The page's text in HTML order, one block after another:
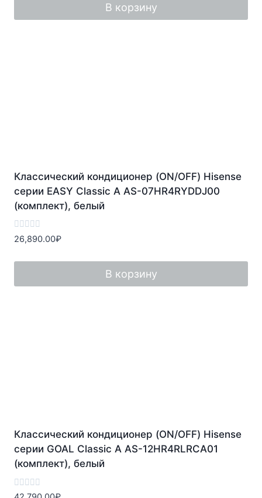
В корзину
Классический кондиционер (ON/OFF) Hisense
серии EASY Classic A AS-07HR4RYDDJ00
(комплект), белый
Оценка
0
5
26,890.00₽
В корзину
Классический кондиционер (ON/OFF) Hisense
серии GOAL Classic A AS-12HR4RLRCA01
(комплект), белый
Оценка